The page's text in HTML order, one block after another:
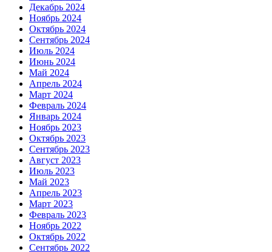
Декабрь 2024
Ноябрь 2024
Октябрь 2024
Сентябрь 2024
Июль 2024
Июнь 2024
Май 2024
Апрель 2024
Март 2024
Февраль 2024
Январь 2024
Ноябрь 2023
Октябрь 2023
Сентябрь 2023
Август 2023
Июль 2023
Май 2023
Апрель 2023
Март 2023
Февраль 2023
Ноябрь 2022
Октябрь 2022
Сентябрь 2022